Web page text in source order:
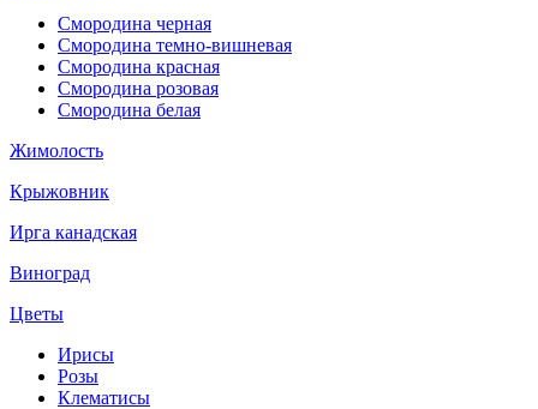
Смородина черная
Смородина темно-вишневая
Смородина красная
Смородина розовая
Смородина белая
Жимолость
Крыжовник
Ирга канадская
Виноград
Цветы
Ирисы
Розы
Клематисы